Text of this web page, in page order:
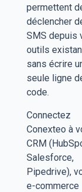
permettent
déclencher
SMS depuis
outils
sans écrire
seule ligne
code.
Connectez
Conexteo à
CRM
Salesforce,
Pipedrive),
e-commerce